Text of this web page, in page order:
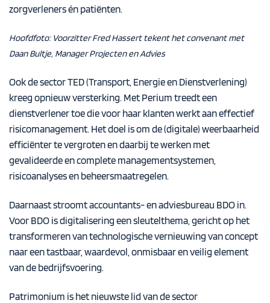
zorgverleners én patiënten.
Hoofdfoto: Voorzitter Fred Hassert tekent het convenant met
Daan Bultje, Manager Projecten en Advies
Ook de sector TED (Transport, Energie en Dienstverlening)
kreeg opnieuw versterking. Met Perium treedt een
dienstverlener toe die voor haar klanten werkt aan effectief
risicomanagement. Het doel is om de (digitale) weerbaarheid
efficiënter te vergroten en daarbij te werken met
gevalideerde en complete managementsystemen,
risicoanalyses en beheersmaatregelen.
Daarnaast stroomt accountants- en adviesbureau BDO in.
Voor BDO is digitalisering een sleutelthema, gericht op het
transformeren van technologische vernieuwing van concept
naar een tastbaar, waardevol, onmisbaar en veilig element
van de bedrijfsvoering.
Patrimonium is het nieuwste lid van de sector